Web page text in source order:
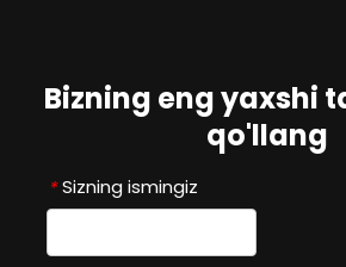
Bizning eng yaxshi
qo'llang
* Sizning ismingiz